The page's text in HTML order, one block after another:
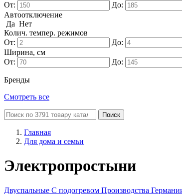
От:
До:
Автоотключение
Да Нет
Колич. темпер. режимов
От:
До:
Ширина, см
От:
До:
Бренды
Смотреть все
Поиск
Главная
Для дома и семьи
Электропростыни
Двуспальные С подогревом Производства